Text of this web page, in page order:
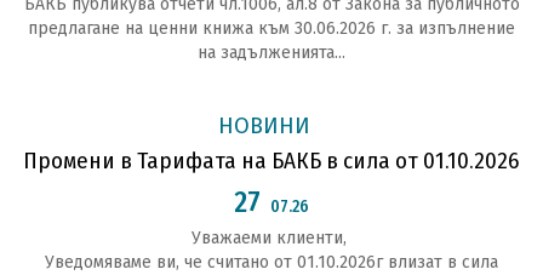
БАКБ публикува отчети чл.1006, ал.8 от Закона за публичното
предлагане на ценни книжа към 30.06.2026 г. за изпълнение
на задълженията...
НОВИНИ
Промени в Тарифата на БАКБ в сила от 01.10.2026
27 07.26
Уважаеми клиенти,
Уведомяваме ви, че считано от 01.10.2026г влизат в сила